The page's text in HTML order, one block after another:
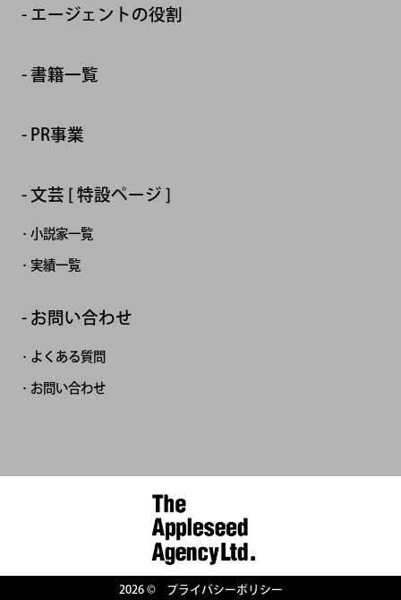
エージェントの役割
書籍一覧
PR事業
文芸 [ 特設ページ ]
小説家一覧
実績一覧
お問い合わせ
よくある質問
お問い合わせ
2026 © プライバシーポリシー